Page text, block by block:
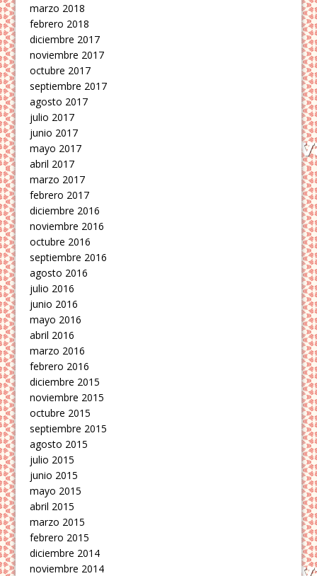
marzo 2018
febrero 2018
diciembre 2017
noviembre 2017
octubre 2017
septiembre 2017
agosto 2017
julio 2017
junio 2017
mayo 2017
abril 2017
marzo 2017
febrero 2017
diciembre 2016
noviembre 2016
octubre 2016
septiembre 2016
agosto 2016
julio 2016
junio 2016
mayo 2016
abril 2016
marzo 2016
febrero 2016
diciembre 2015
noviembre 2015
octubre 2015
septiembre 2015
agosto 2015
julio 2015
junio 2015
mayo 2015
abril 2015
marzo 2015
febrero 2015
diciembre 2014
noviembre 2014